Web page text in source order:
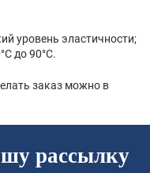
уровень эластичности;
до 90°С.
заказ можно в
рассылку